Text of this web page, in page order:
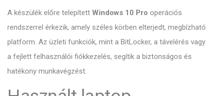
A készülék előre telepített Windows 10 Pro operációs
rendszerrel érkezik, amely széles körben elterjedt, megbízható
platform. Az üzleti funkciók, mint a BitLocker, a távelérés vagy
a fejlett felhasználói fiókkezelés, segítik a biztonságos és
hatékony munkavégzést.